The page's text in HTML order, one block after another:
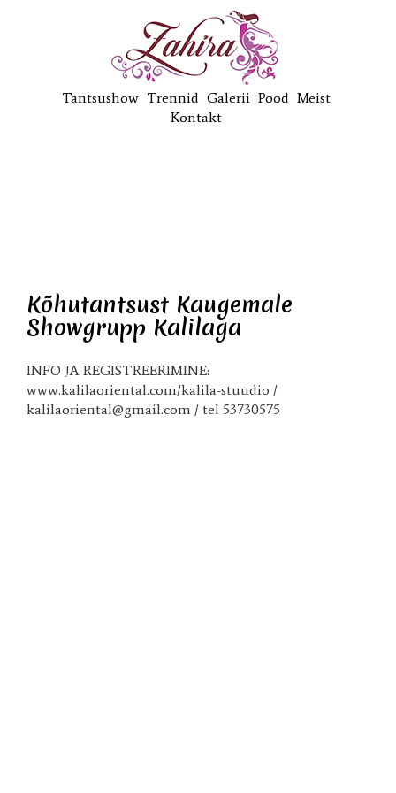
Tantsushow Trennid Galerii Pood Meist
Kontakt
Kõhutantsust Kaugemale
Showgrupp Kalilaga
INFO JA REGISTREERIMINE:
www.kalilaoriental.com/kalila-stuudio /
kalilaoriental@gmail.com / tel 53730575